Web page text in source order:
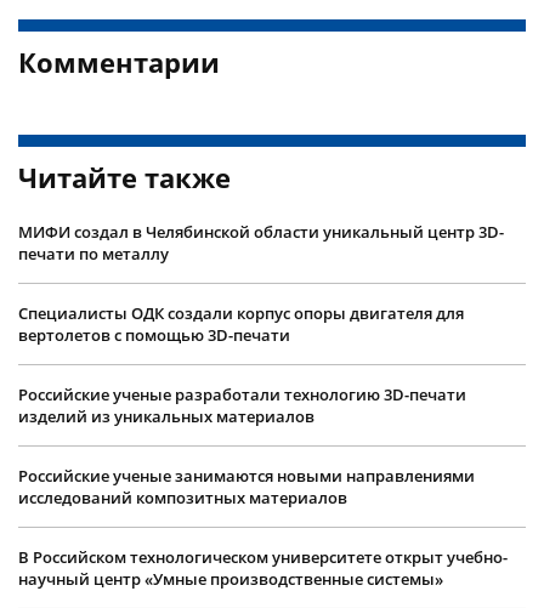
Комментарии
Читайте также
МИФИ создал в Челябинской области уникальный центр 3D-
печати по металлу
Специалисты ОДК создали корпус опоры двигателя для
вертолетов с помощью 3D-печати
Российские ученые разработали технологию 3D-печати
изделий из уникальных материалов
Российские ученые занимаются новыми направлениями
исследований композитных материалов
В Российском технологическом университете открыт учебно-
научный центр «Умные производственные системы»